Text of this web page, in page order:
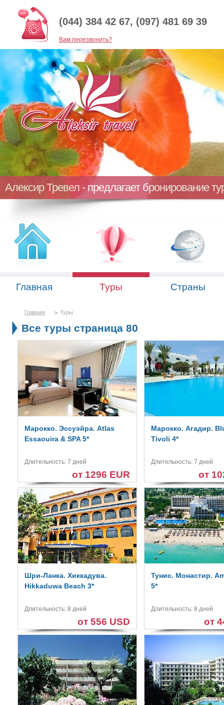
(044) 384 42 67, (097) 481 69 39
Baм перезвонить?
Алексир Тревел - предлагает бронирование
Главная Туры Страны
Главная Туры
Все туры страница 80
Марокко. Эссуэйра. Atlas
Essaouira & SPA 5*
Длительность: 7 дней
от 1296 EUR
Марокко. Агадир.
Tivoli 4*
Длительность: 7 дней
от
Шри-Ланка. Хиккадува.
Hikkaduwa Beach 3*
Длительность: 8 дней
от 556 USD
Тунис. Монастир.
5*
Длительность: 8 дней
от